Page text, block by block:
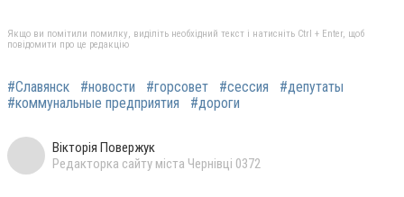
Якщо ви помітили помилку, виділіть необхідний текст і натисніть Ctrl + Enter, щоб
повідомити про це редакцію
#Славянск #новости #горсовет #сессия
#депутаты
#коммунальные предприятия
#дороги
Вікторія Повержук
Редакторка сайту міста Чернівці 0372